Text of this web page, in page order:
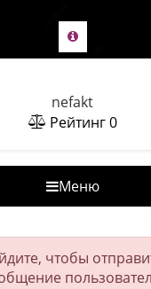
nefakt
Рейтинг0
Меню
чтобы